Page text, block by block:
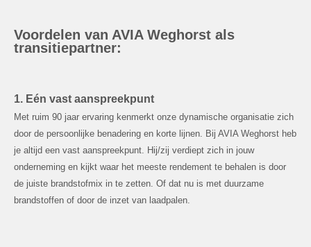
Voordelen van AVIA Weghorst als
transitiepartner:
1. Eén vast aanspreekpunt
Met ruim 90 jaar ervaring kenmerkt onze dynamische organisatie zich
door de persoonlijke benadering en korte lijnen. Bij AVIA Weghorst heb
je altijd een vast aanspreekpunt. Hij/zij verdiept zich in jouw
onderneming en kijkt waar het meeste rendement te behalen is door
de juiste brandstofmix in te zetten. Of dat nu is met duurzame
brandstoffen of door de inzet van laadpalen.